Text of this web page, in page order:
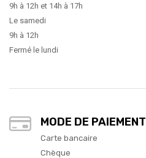
9h à 12h et 14h à 17h
Le samedi
9h à 12h
Fermé le lundi
MODE DE PAIEMENT
Carte bancaire
Chèque